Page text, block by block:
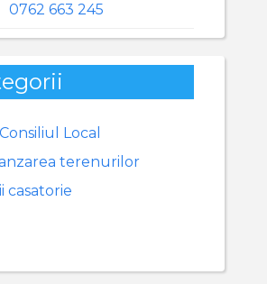
0762 663 245
Local
terenurilor
casatorie